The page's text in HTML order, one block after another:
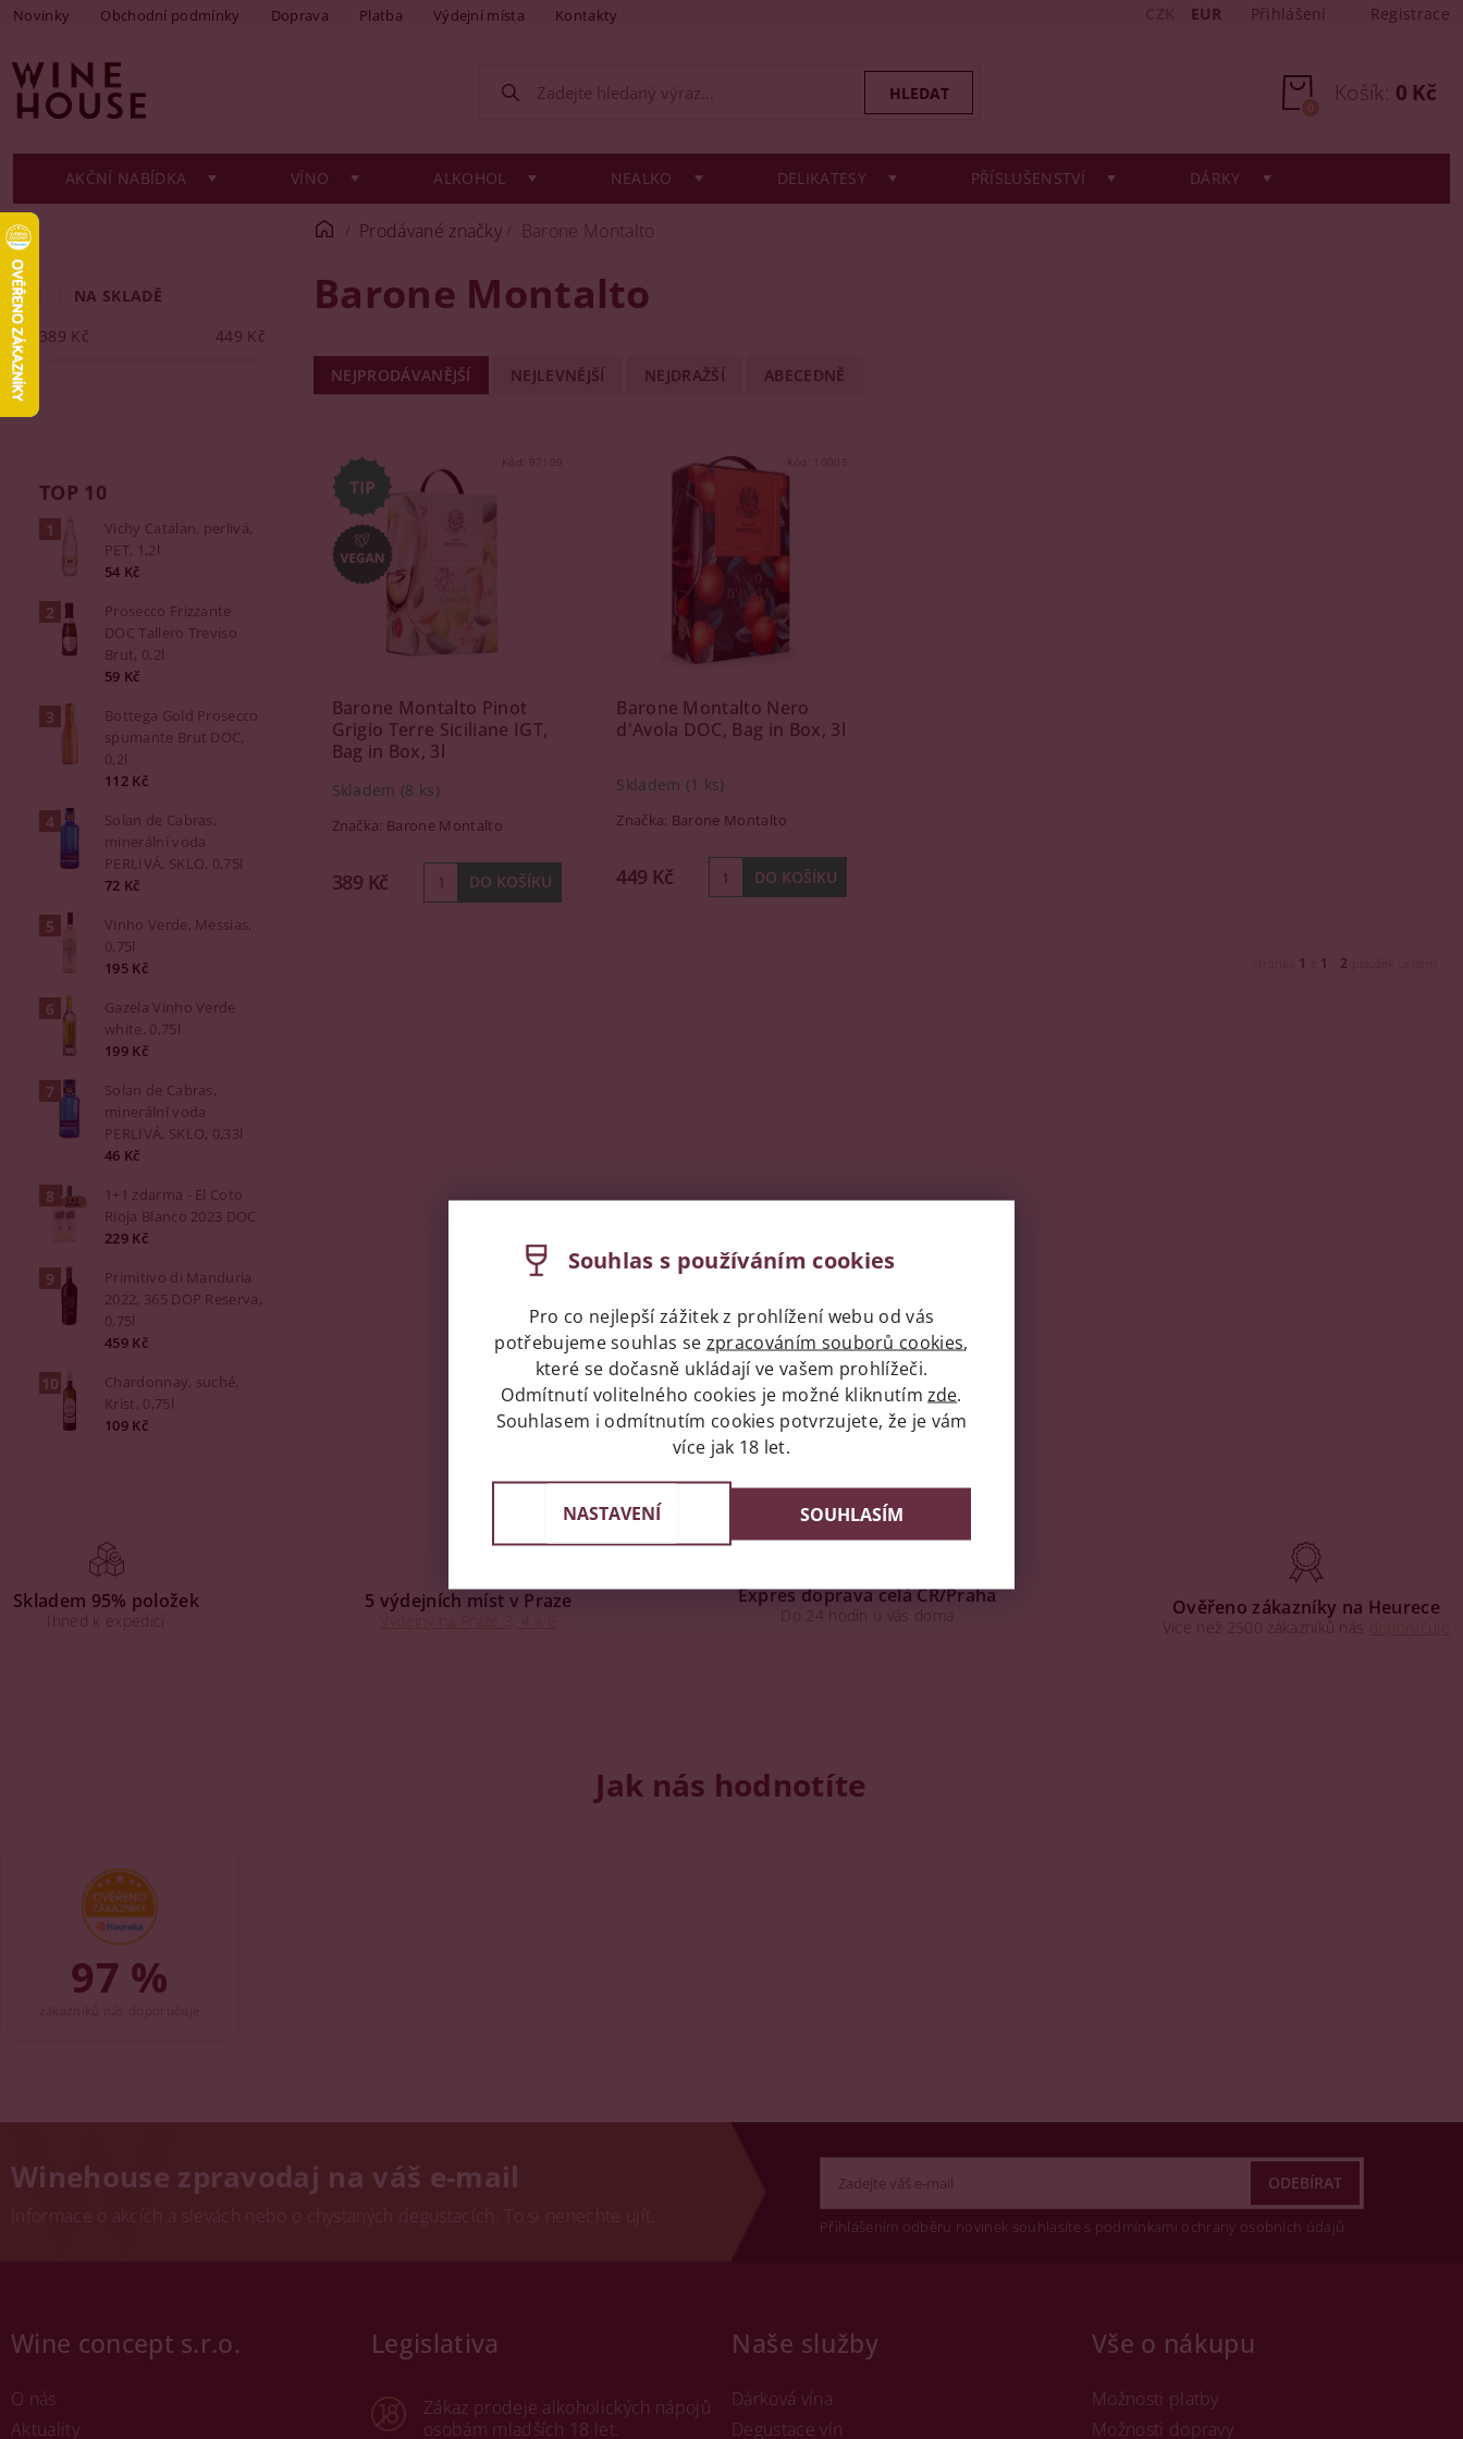
Novinky Obchodní podmínky Doprava Platba Výdejní místa Kontakty EUR Přihlášení Registrace
Košík: 0 Kč
0
AKČNÍ NABÍDKA VÍNO ALKOHOL NEALKO DELIKATESY PŘÍSLUŠENSTVÍ DÁRKY
NA SKLADĚ
389 Kč 449 Kč
TOP 10
Vichy Catalan, perlivá,
PET, 1,2l
54 Kč
Prosecco Frizzante
DOC Tallero Treviso
Brut, 0,2l
59 Kč
Bottega Gold Prosecco
spumante Brut DOC,
0,2l
112 Kč
Solan de Cabras,
minerální voda
PERLIVÁ, SKLO, 0,75l
72 Kč
Vinho Verde, Messias,
0,75l
195 Kč
Gazela Vinho Verde
white, 0,75l
199 Kč
Solan de Cabras,
minerální voda
PERLIVÁ, SKLO, 0,33l
46 Kč
1+1 zdarma - El Coto
Rioja Blanco 2023 DOC
229 Kč
Primitivo di Manduria
2022, 365 DOP Reserva,
0,75l
459 Kč
Chardonnay, suché,
Krist, 0,75l
109 Kč
Prodávané značky Barone Montalto
Barone Montalto
NEJPRODÁVANĚJŠÍ NEJLEVNĚJŠÍ NEJDRAŽŠÍ ABECEDNĚ
Kód: 97109
Barone Montalto Pinot
Grigio Terre Siciliane IGT,
Bag in Box, 3l
Skladem (8 ks)
Značka: Barone Montalto
389 Kč
Kód: 10005
Barone Montalto Nero
d'Avola DOC, Bag in Box, 3l
Skladem (1 ks)
Značka: Barone Montalto
449 Kč
1 1 2
Skladem 95% položek
Ihned k expedici
5 výdejních míst v Praze
Výdejny na Praze 3, 4 a 6
Expres doprava celá ČR/Praha
Do 24 hodin u vás doma Ověřeno zákazníky na Heurece
Více než 2500 zákazníků nás
Jak nás hodnotíte
97 %
Winehouse zpravodaj na váš e-mail
Informace o akcích a slevách nebo o chystaných degustacích. To si nenechte ujít. Přihlášením odběru novinek souhlasíte s podmínkami ochrany osobních údajů
Wine concept s.r.o.
O nás
Aktuality
Legislativa
Zákaz prodeje alkoholických nápojů
osobám mladších 18 let.
Naše služby
Dárková vína
Degustace vín
Vše o nákupu
Možnosti platby
Možnosti dopravy
Souhlas s používáním cookies
Pro co nejlepší zážitek z prohlížení webu od vás
potřebujeme souhlas se zpracováním souborů cookies,
které se dočasně ukládají ve vašem prohlížeči.
Odmítnutí volitelného cookies je možné kliknutímzde.
Souhlasem i odmítnutím cookies potvrzujete, že je vám
více jak 18 let.
NASTAVENÍ SOUHLASÍM